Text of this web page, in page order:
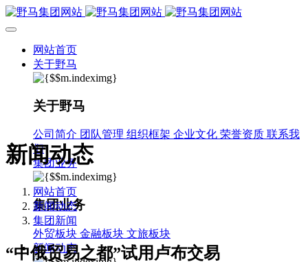
网站首页
关于野马
关于野马
公司简介 团队管理 组织框架 企业文化 荣誉资质 联系我
们
集团业务
集团业务
外贸板块 金融板块 文旅板块
新闻动态
新闻动态
网站首页
新闻动态
集团新闻
“中俄贸易之都”试用卢布交易